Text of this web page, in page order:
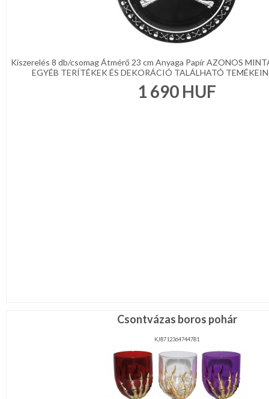
Kiszerelés 8 db/csomag Átmérő 23 cm Anyaga Papír AZONOS
EGYÉB TERÍTÉKEK ÉS DEKORÁCIÓ TALÁLHATÓ
1 690 HUF
Csontvázas boros pohár
KJ8712364744781